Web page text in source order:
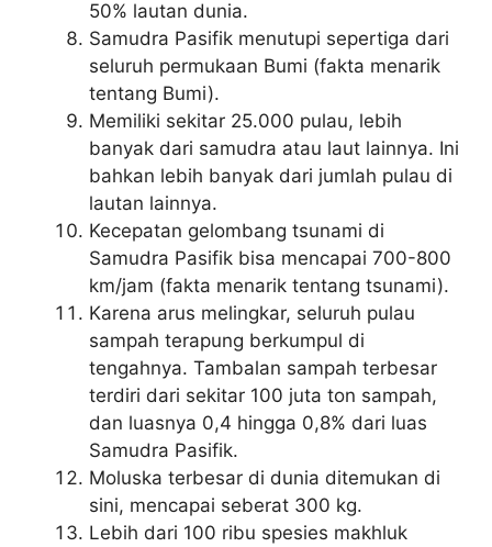
50% lautan dunia.
Samudra Pasifik menutupi sepertiga dari
seluruh permukaan Bumi (fakta menarik
tentang Bumi).
Memiliki sekitar 25.000 pulau, lebih
banyak dari samudra atau laut lainnya. Ini
bahkan lebih banyak dari jumlah pulau di
lautan lainnya.
Kecepatan gelombang tsunami di
Samudra Pasifik bisa mencapai 700-800
km/jam (fakta menarik tentang tsunami).
Karena arus melingkar, seluruh pulau
sampah terapung berkumpul di
tengahnya. Tambalan sampah terbesar
terdiri dari sekitar 100 juta ton sampah,
dan luasnya 0,4 hingga 0,8% dari luas
Samudra Pasifik.
Moluska terbesar di dunia ditemukan di
sini, mencapai seberat 300 kg.
Lebih dari 100 ribu spesies makhluk